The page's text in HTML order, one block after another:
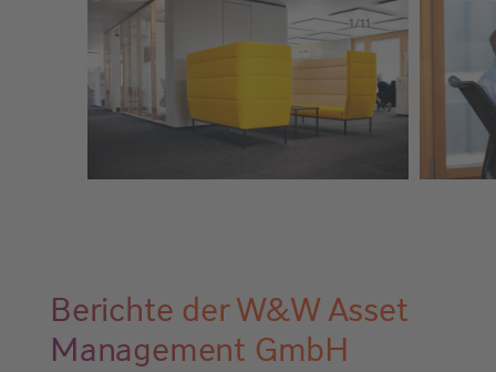
1/11
Berichte der W&W Asset
Management GmbH